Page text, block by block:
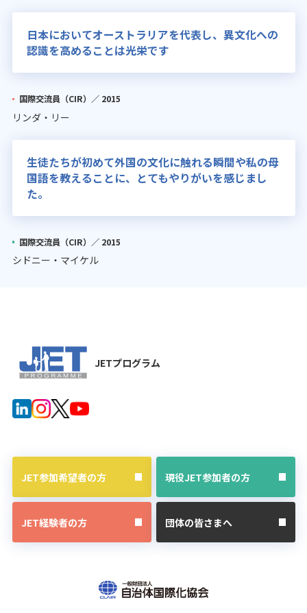
日本においてオーストラリアを代表し、異文化への
認識を高めることは光栄です
国際交流員（CIR）／ 2015
リンダ・リー
生徒たちが初めて外国の文化に触れる瞬間や私の母
国語を教えることに、とてもやりがいを感じまし
た。
国際交流員（CIR）／ 2015
シドニー・マイケル
JETプログラム
JET参加希望者の方 現役JET参加者の方
JET経験者の方 団体の皆さまへ